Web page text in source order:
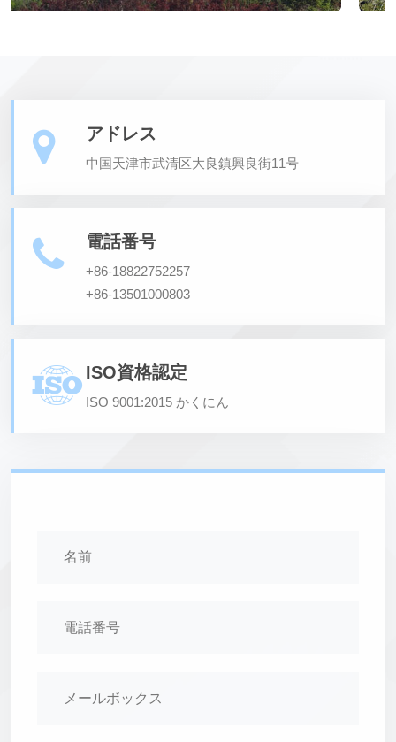
アドレス
中国天津市武清区大良鎮興良街11号
電話番号
+86-18822752257
+86-13501000803
ISO資格認定
ISO 9001:2015 かくにん